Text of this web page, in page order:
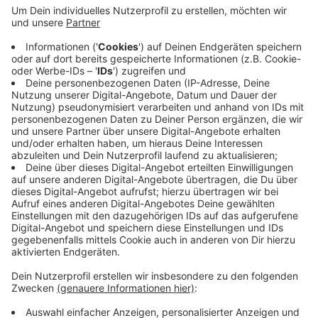
Seit Januar gilt in der Branche ein höherer Mindestlohn
von 10,80 Euro pro Stunde. Bei Glas- und
Fassadenreinigern sind es 14,10 Euro. Der höhere
Mindestlohn ist verpflichtend. Die Gewerkschaft sagt:
Es gebe aber immer wieder Chefs, die das Plus "gerne
mal vergessen".
Anzeige
Anzeige